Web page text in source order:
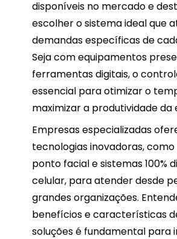
disponíveis no mercado e
escolher o sistema ideal que
demandas específicas de
Seja com equipamentos
ferramentas digitais, o
essencial para otimizar o
maximizar a produtividade da
Empresas especializadas
tecnologias inovadoras,
ponto facial e sistemas 100%
celular, para atender desde
grandes organizações.
benefícios e características
soluções é fundamental para